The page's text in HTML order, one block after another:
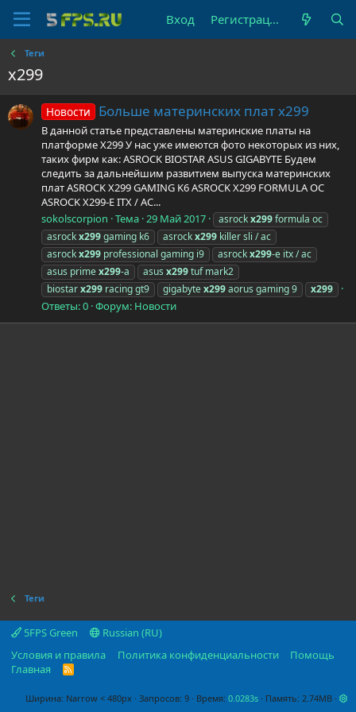
Вход Регистрация
Теги
x299
Новости Больше материнских плат x299
В данной статье представлены материнские платы на
платформе X299 У нас уже имеются фото некоторых из них,
таких фирм как: ASROCK BIOSTAR ASUS GIGABYTE Будем
следить за дальнейшим развитием выпуска материнских
плат ASROCK X299 GAMING K6 ASROCK X299 FORMULA OC
ASROCK X299-E ITX / AC...
sokolscorpion Тема 29 Май 2017 asrockx299formula oc
asrockx299gaming k6 asrockx299 killer sli / ac
asrockx299 professional gaming i9 asrockx299-e itx / ac
asus primex299-a asus x299tuf mark2
biostarx299 racing gt9 gigabytex299aorus gaming 9 x299
Ответы: 0 Форум: Новости
Теги
5FPS Green
Russian (RU)
Условия и правила
Политика конфиденциальности
Помощь
Главная
R
Ширина Запросов 9 Время 0.0283s Память 2.74MB